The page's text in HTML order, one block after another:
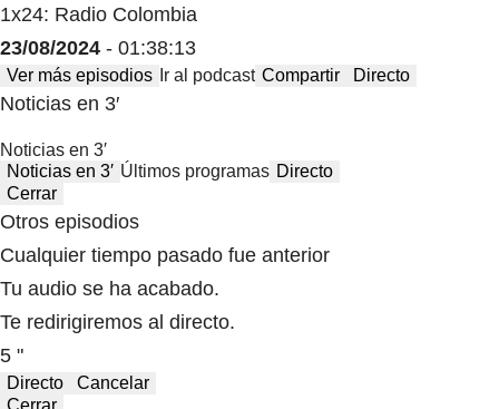
1x24: Radio Colombia
23/08/2024 - 01:38:13
Ver más episodios Ir al podcast Compartir Directo
Noticias en 3′
Noticias en 3′
Noticias en 3′ Últimos programas Directo
Cerrar
Otros episodios
Cualquier tiempo pasado fue anterior
Tu audio se ha acabado.
Te redirigiremos al directo.
5 "
Directo
Cancelar
Cerrar